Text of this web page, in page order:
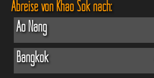
Abreise von Khao Sok nach:
Ao Nang
Bangkok